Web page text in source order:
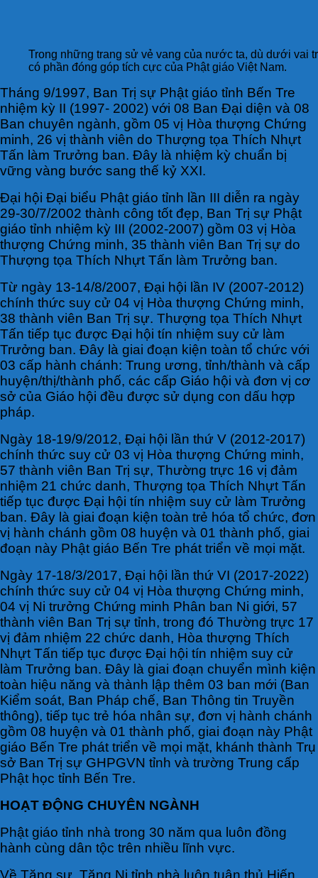
Trong những trang sử vẻ vang của nước ta, dù dưới vai
có phần đóng góp tích cực của Phật giáo Việt Nam.
Tháng 9/1997, Ban Trị sự Phật giáo tỉnh Bến Tre
nhiệm kỳ II (1997- 2002) với 08 Ban Đại diện và 08
Ban chuyên ngành, gồm 05 vị Hòa thượng Chứng
minh, 26 vị thành viên do Thượng tọa Thích Nhựt
Tấn làm Trưởng ban. Đây là nhiệm kỳ chuẩn bị
vững vàng bước sang thế kỷ XXI.
Đại hội Đại biểu Phật giáo tỉnh lần III diễn ra ngày
29-30/7/2002 thành công tốt đẹp, Ban Trị sự Phật
giáo tỉnh nhiệm kỳ III (2002-2007) gồm 03 vị Hòa
thượng Chứng minh, 35 thành viên Ban Trị sự do
Thượng tọa Thích Nhựt Tấn làm Trưởng ban.
Từ ngày 13-14/8/2007, Đại hội lần IV (2007-2012)
chính thức suy cử 04 vị Hòa thượng Chứng minh,
38 thành viên Ban Trị sự. Thượng tọa Thích Nhựt
Tấn tiếp tục được Đại hội tín nhiệm suy cử làm
Trưởng ban. Đây là giai đoạn kiện toàn tổ chức với
03 cấp hành chánh: Trung ương, tỉnh/thành và cấp
huyện/thị/thành phố, các cấp Giáo hội và đơn vị cơ
sở của Giáo hội đều được sử dụng con dấu hợp
pháp.
Ngày 18-19/9/2012, Đại hội lần thứ V (2012-2017)
chính thức suy cử 03 vị Hòa thượng Chứng minh,
57 thành viên Ban Trị sự, Thường trực 16 vị đảm
nhiệm 21 chức danh, Thượng tọa Thích Nhựt Tấn
tiếp tục được Đại hội tín nhiệm suy cử làm Trưởng
ban. Đây là giai đoạn kiện toàn trẻ hóa tổ chức, đơn
vị hành chánh gồm 08 huyện và 01 thành phố, giai
đoạn này Phật giáo Bến Tre phát triển về mọi mặt.
Ngày 17-18/3/2017, Đại hội lần thứ VI (2017-2022)
chính thức suy cử 04 vị Hòa thượng Chứng minh,
04 vị Ni trưởng Chứng minh Phân ban Ni giới, 57
thành viên Ban Trị sự tỉnh, trong đó Thường trực 17
vị đảm nhiệm 22 chức danh, Hòa thượng Thích
Nhựt Tấn tiếp tục được Đại hội tín nhiệm suy cử
làm Trưởng ban. Đây là giai đoạn chuyển mình kiện
toàn hiệu năng và thành lập thêm 03 ban mới (Ban
Kiểm soát, Ban Pháp chế, Ban Thông tin Truyền
thông), tiếp tục trẻ hóa nhân sự, đơn vị hành chánh
gồm 08 huyện và 01 thành phố, giai đoạn này Phật
giáo Bến Tre phát triển về mọi mặt, khánh thành Trụ
sở Ban Trị sự GHPGVN tỉnh và trường Trung cấp
Phật học tỉnh Bến Tre.
HOẠT ĐỘNG CHUYÊN NGÀNH
Phật giáo tỉnh nhà trong 30 năm qua luôn đồng
hành cùng dân tộc trên nhiều lĩnh vực.
Về Tăng sự, Tăng Ni tỉnh nhà luôn tuân thủ Hiến